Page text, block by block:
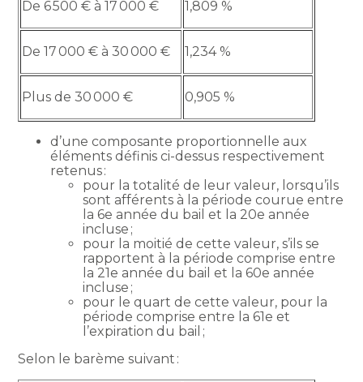
De 6 500 € à 17 000 € 1,809 %
De 17 000 € à 30 000 € 1,234 %
Plus de 30 000 € 0,905 %
d’une composante proportionnelle aux
éléments définis ci-dessus respectivement
retenus :
pour la totalité de leur valeur, lorsqu’ils
sont afférents à la période courue entre
la 6e année du bail et la 20e année
incluse ;
pour la moitié de cette valeur, s’ils se
rapportent à la période comprise entre
la 21e année du bail et la 60e année
incluse ;
pour le quart de cette valeur, pour la
période comprise entre la 61e et
l’expiration du bail ;
Selon le barème suivant :